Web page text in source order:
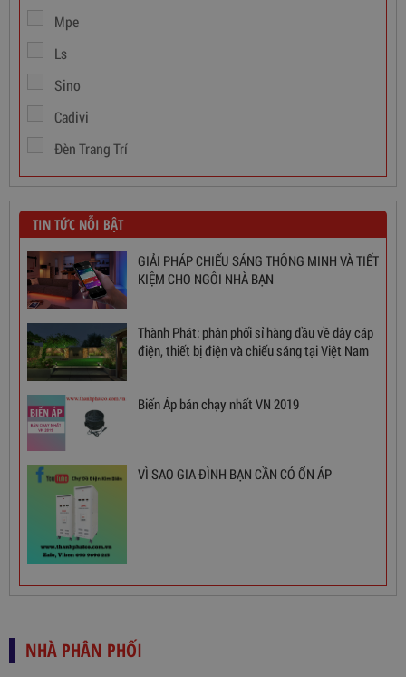
Ổn Áp 1 Pha SH 5000 II NEW 2020
3,380,000
Mpe
Ls
Sino
Cadivi
Đèn Trang Trí
TIN TỨC NỖI BẬT
GIẢI PHÁP CHIẾU SÁNG THÔNG MINH VÀ TIẾT
KIỆM CHO NGÔI NHÀ BẠN
Thành Phát: phân phối sỉ hàng đầu về dây cáp
điện, thiết bị điện và chiếu sáng tại Việt Nam
Biến Áp bán chạy nhất VN 2019
VÌ SAO GIA ĐÌNH BẠN CẦN CÓ ỔN ÁP
NHÀ PHÂN PHỐI